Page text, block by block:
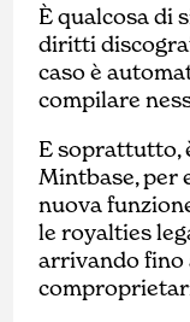
È qualcosa di
diritti
caso è
compilare
E soprattutto,
Mintbase, per
nuova
le royalties
arrivando fino